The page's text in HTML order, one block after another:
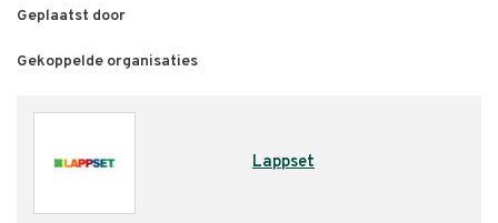
Geplaatst door
Gekoppelde organisaties
Lappset